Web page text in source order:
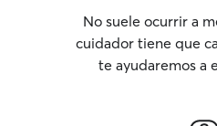
No suele ocurrir a
cuidador tiene que
te ayudaremos a